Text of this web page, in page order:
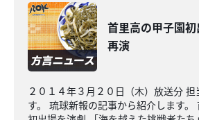
首里高の甲子園
再演
２０１４年３月２０日（木）放送分
す。 琉球新報の記事から紹介します。